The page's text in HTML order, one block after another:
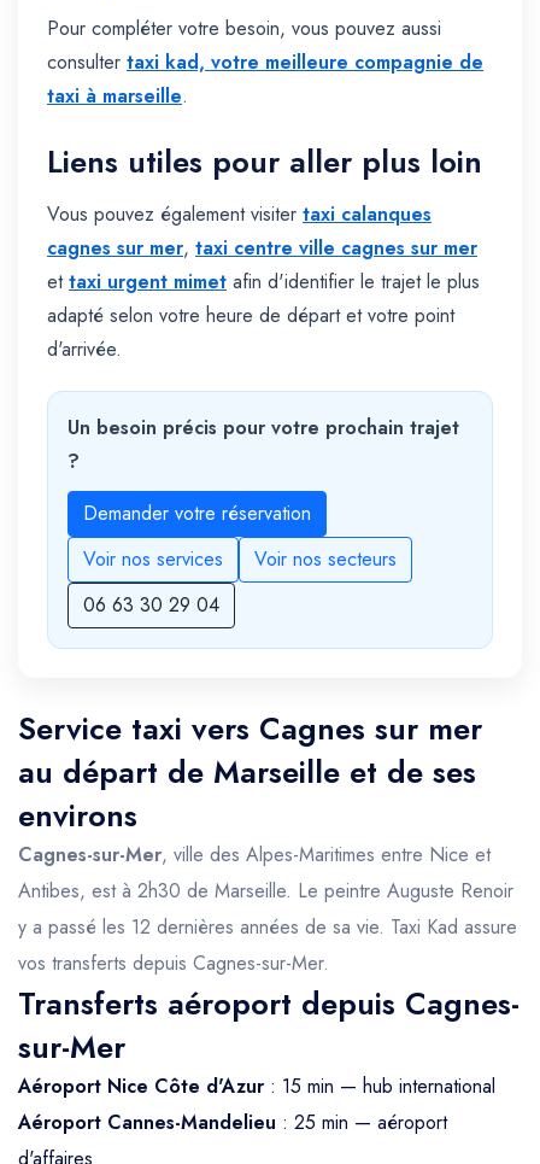
Pour compléter votre besoin, vous pouvez aussi
consulter taxi kad, votre meilleure compagnie de
taxi à marseille.
Liens utiles pour aller plus loin
Vous pouvez également visiter taxi calanques
cagnes sur mer, taxi centre ville cagnes sur mer
ettaxi urgent mimet afin d'identifier le trajet le plus
adapté selon votre heure de départ et votre point
d'arrivée.
Un besoin précis pour votre prochain trajet
?
Demander votre réservation
Voir nos services
Voir nos secteurs
06 63 30 29 04
Service taxi vers Cagnes sur mer
au départ de Marseille et de ses
environs
Cagnes-sur-Mer, ville des Alpes-Maritimes entre Nice et
Antibes, est à 2h30 de Marseille. Le peintre Auguste Renoir
y a passé les 12 dernières années de sa vie. Taxi Kad assure
vos transferts depuis Cagnes-sur-Mer.
Transferts aéroport depuis Cagnes-
sur-Mer
Aéroport Nice Côte d'Azur : 15 min — hub international
Aéroport Cannes-Mandelieu : 25 min — aéroport